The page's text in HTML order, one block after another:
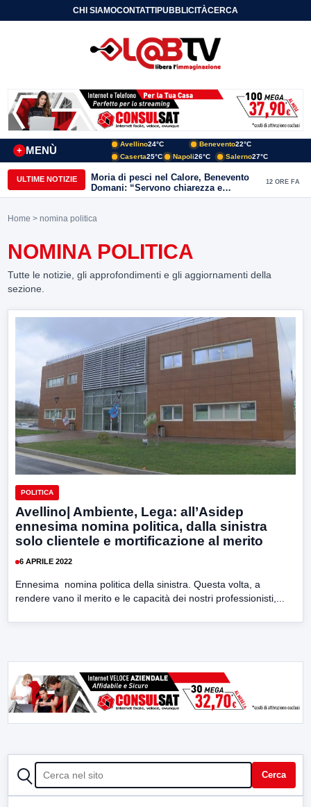
CHI SIAMOCONTATTIPUBBLICITÀCERCA
MENÙ
+
Avellino24°C Benevento22°C
Caserta25°C Napoli26°C Salerno27°C
ULTIME NOTIZIE
Moria di pesci nel Calore, Benevento
Domani: “Servono chiarezza e
approfondimenti sulla gestione
12 ORE FA
Home > nomina politica
NOMINA POLITICA
Tutte le notizie, gli approfondimenti e gli aggiornamenti della
sezione.
POLITICA
Avellino| Ambiente, Lega: all’Asidep
ennesima nomina politica, dalla sinistra
solo clientele e mortificazione al merito
6 APRILE 2022
Ennesima nomina politica della sinistra. Questa volta, a
rendere vano il merito e le capacità dei nostri professionisti,...
CERCA Cerca